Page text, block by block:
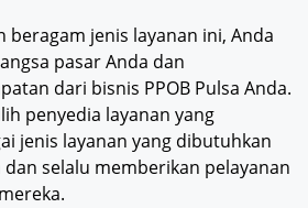
beragam jenis layanan ini, Anda
pasar Anda dan
dari bisnis PPOB Pulsa Anda.
penyedia layanan yang
jenis layanan yang dibutuhkan
selalu memberikan pelayanan